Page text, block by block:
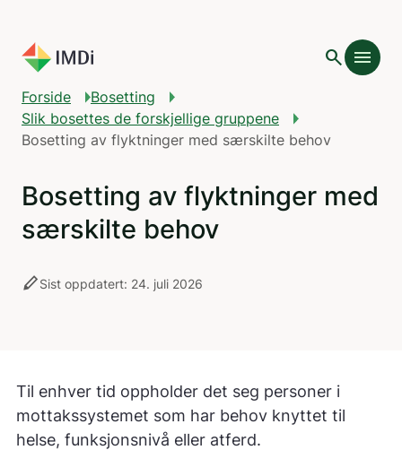
search menu
Forside
Bosetting
Slik bosettes de forskjellige gruppene
Bosetting av flyktninger med særskilte behov
Bosetting av flyktninger med
særskilte behov
stylusSist oppdatert: 24. juli 2026
Til enhver tid oppholder det seg personer i
mottakssystemet som har behov knyttet til
helse, funksjonsnivå eller atferd.
add